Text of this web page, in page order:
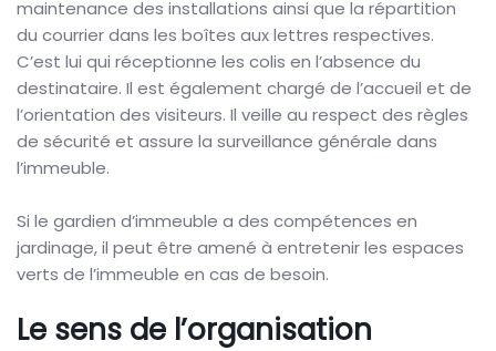
maintenance des installations ainsi que la répartition
du courrier dans les boîtes aux lettres respectives.
C’est lui qui réceptionne les colis en l’absence du
destinataire. Il est également chargé de l’accueil et de
l’orientation des visiteurs. Il veille au respect des règles
de sécurité et assure la surveillance générale dans
l’immeuble.
Si le gardien d’immeuble a des compétences en
jardinage, il peut être amené à entretenir les espaces
verts de l’immeuble en cas de besoin.
Le sens de l’organisation